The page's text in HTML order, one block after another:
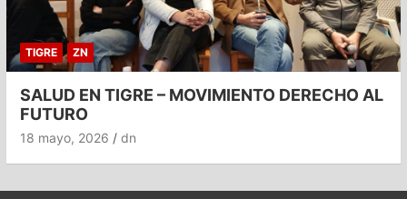
TIGRE ZN
SALUD EN TIGRE – MOVIMIENTO DERECHO AL
FUTURO
18 mayo, 2026 dn